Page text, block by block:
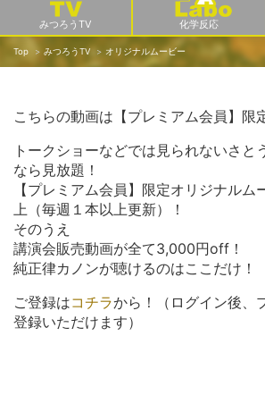
みつろうTV 化学反応
Top みつろうTV オリジナルムービー
こちらの動画は【プレミアム会員】限
トークショーなどでは見られないさと
なら見放題！
【プレミアム会員】限定オリジナルム
上（毎週１本以上更新）！
そのうえ
講演会販売動画が全て3,000円off！
純正律カノンが聴けるのはここだけ！
ご登録はコチラから！（ログイン後、
登録いただけます）